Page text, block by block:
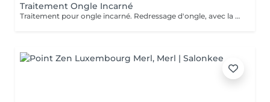
Traitement Ongle Incarné
Traitement pour ongle incarné. Redressage d'ongle, avec la pose d'un "spange".